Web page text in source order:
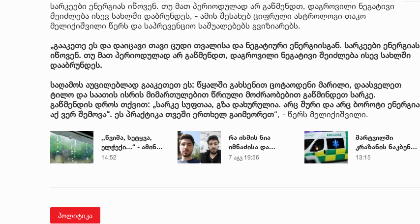
სარკეები ენერგიას იწოვენ. თუ მათ პერიოდულად არ გაწმენდთ, დაგროვილი ნეგატივი
შეიძლება ისევ სახლში დაბრუნდეს, - ამის შესახებ ციფრული ასტროლოგი თაკო
მელიქიშვილი წერს და საპრევენციო საშუალებებს გვიზიარებს.
„გააკეთე ეს და დაიცავი თავი ცუდი თვალისა და ნეგატიური ენერგიისგან. სარკეები ენერგიას
იწოვენ. თუ მათ პერიოდულად არ გაწმენდთ, დაგროვილი ნეგატივი შეიძლება ისევ სახლში
დააბრუნდეს.
საღამოს აუცილებლად გააკეთეთ ეს: წყალში გახსენით ცოტაოდენი მარილი, დაასველეთ
ტილო და საათის ისრის მიმართულებით წრიული მოძრაობებით გაწმინდეთ სარკე.
გაწმენდის დროს თქვით: „სარკე სუფთაა, გზა დახურულია. არც შური და არც ბოროტი ენერგია
აქ ვერ შემოვა“. ეს პრაქტიკა თვეში ერთხელ გაიმეორეთ“, - წერს მელიქიშვილი.
,,წვიმა, სეტყვა,
ელჭექი…“ - ამინდი
უარესდება
14:52
რა ისმის ნია
იმნაძისა და
მამამისის ფარული
7 აგვ 19:56
მარტვილში
კრაზანის ნაკბენით
მძიმე
13:15
პოლიტიკა